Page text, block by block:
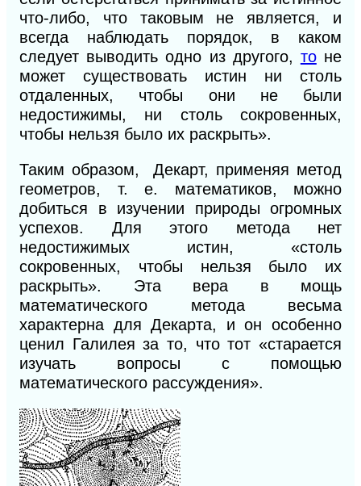
что-либо, что таковым не является, и
всегда наблюдать порядок, в каком
следует выводить одно из другого, тоне
может существовать истин ни столь
отдаленных, чтобы они не были
недостижимы, ни столь сокровенных,
чтобы нельзя было их раскрыть».
Таким образом, Декарт, применяя метод
геометров, т. е. математиков, можно
добиться в изучении природы огромных
успехов. Для этого метода нет
недостижимых истин, «столь
сокровенных, чтобы нельзя было их
раскрыть». Эта вера в мощь
математического метода весьма
характерна для Декарта, и он особенно
ценил Галилея за то, что тот «старается
изучать вопросы с помощью
математического рассуждения».